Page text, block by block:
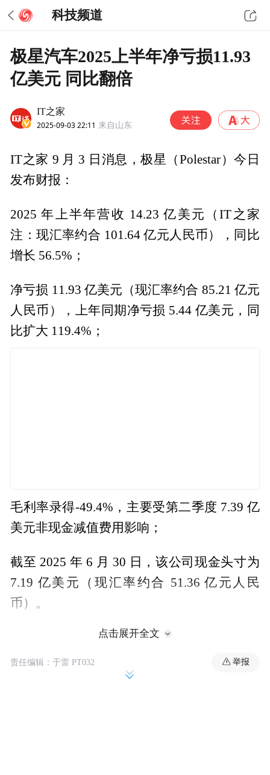
科技频道
极星汽车2025上半年净亏损11.93
亿美元 同比翻倍
IT之家
2025-09-03 22:11 来自山东
IT之家 9 月 3 日消息，极星（Polestar）今日
发布财报：
2025 年上半年营收 14.23 亿美元（IT之家
注：现汇率约合 101.64 亿元人民币），同比
增长 56.5%；
净亏损 11.93 亿美元（现汇率约合 85.21 亿元
人民币），上年同期净亏损 5.44 亿美元，同
比扩大 119.4%；
毛利率录得-49.4%，主要受第二季度 7.39 亿
美元非现金减值费用影响；
截至 2025 年 6 月 30 日，该公司现金头寸为
7.19 亿美元（现汇率约合 51.36 亿元人民
币）。
点击展开全文
责任编辑：于雷 PT032 举报